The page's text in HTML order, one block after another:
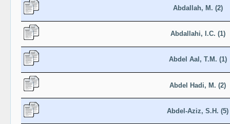
Abdallah, M. (2)
Abdallahi, I.C. (1)
Abdel Aal, T.M. (1)
Abdel Hadi, M. (2)
Abdel-Aziz, S.H. (5)